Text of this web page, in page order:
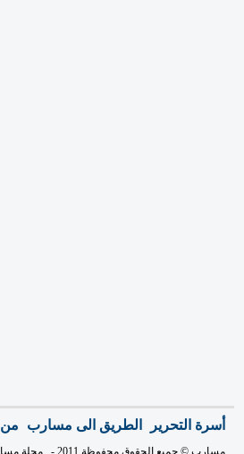
أسرة التحرير الطريق الى مسارب
مسارب © جميع الحقوق محفوظة 2011 - . مجلة